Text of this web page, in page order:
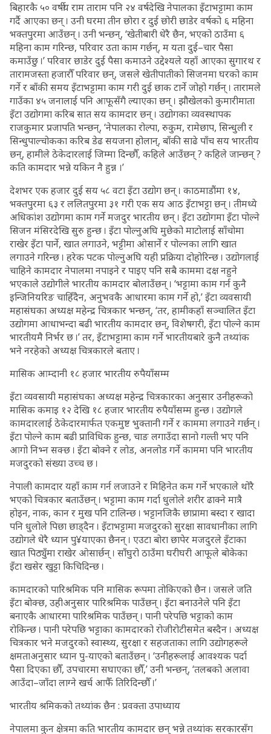
बिहारकै ५० वर्षीय राम ताराम पनि २४ वर्षदेखि नेपालका इँटाभट्टामा काम
गर्दै आएका छन् । उनी घरमा तीन छोरा र दुई छोरी छाडेर वर्षको ६ महिना
भक्तपुरमा आउँछन् । उनी भन्छन्, ‘खेतीबारी धेरै छैन, भएको ठाउँमा ६
महिना काम गरिन्छ, परिवार उता काम गर्छन्, म यता दुई–चार पैसा
कमाउँछु ।’ परिवार छाडेर दुई पैसा कमाउने उद्देश्यले यहाँ आएका सुगारथ र
तारामजस्ता हजारौँ परिवार छन्, जसले खेतीपातीको सिजनमा घरको काम
गर्ने र बाँकी समय इँटाभट्टामा काम गरी दुई छाक टार्ने जोहो गर्छन् । तारामले
गाउँका ४५ जनालाई पनि आफूसँगै ल्याएका छन् । झौखेलको कुमारीमाता
इँटा उद्योगमा करिब सात सय कामदार छन् । उद्योगका व्यवस्थापक
राजकुमार प्रजापति भन्छन्, ‘नेपालका रोल्पा, रुकुम, रामेछाप, सिन्धुली र
सिन्धुपाल्चोकका करिब डेढ सयजना होलान्, बाँकी साढे पाँच सय भारतीय
छन्, हामीले ठेकेदारलाई जिम्मा दिन्छौँ, कहिले आउँछन् ? कहिले जान्छन् ?
कति कामदार भन्ने यकिन नै हुन्न ।’
देशभर एक हजार दुई सय ५८ वटा इँटा उद्योग छन् । काठमाडौंमा १४,
भक्तपुरमा ६३ र ललितपुरमा ३१ गरी एक सय आठ इँटाभट्टा छन् । तीमध्ये
अधिकांश उद्योगमा काम गर्ने मजदुर भारतीय छन् । इँटा उद्योगमा इँटा पोल्ने
सिजन मंसिरदेखि सुरु हुन्छ । इँटा पोल्नुअघि मुछेको माटोलाई साँचोमा
राखेर इँटा पार्ने, खात लगाउने, भट्टीमा ओसार्ने र पोल्नका लागि खात
लगाउने गरिन्छ । हरेक पटक पोल्नुअघि यही प्रक्रिया दोहोरिन्छ । उद्योगलाई
चाहिने कामदार नेपालमा नपाइने र पाइए पनि सबै काममा दक्ष नहुने
भएकाले उद्योगीले भारतीय कामदार बोलाउँछन् । ‘भट्टामा काम गर्न कुनै
इन्जिनियरिङ चाहिँदैन, अनुभवकै आधारमा काम गर्ने हो,’ इँटा व्यवसायी
महासंघका अध्यक्ष महेन्द्र चित्रकार भन्छन्, ‘तर, हामीकहाँ सञ्चालित इँटा
उद्योगमा आधाभन्दा बढी भारतीय कामदार छन्, विशेषगरी, इँटा पोल्ने काम
भारतीयमै निर्भर छ ।’ तर, इँटाभट्टामा काम गर्ने भारतीयबारे कुनै तथ्यांक
भने नरहेको अध्यक्ष चित्रकारले बताए ।
मासिक आम्दानी १८ हजार भारतीय रुपैयाँसम्म
इँटा व्यवसायी महासंघका अध्यक्ष महेन्द्र चित्रकारका अनुसार उनीहरूको
मासिक कमाइ १२ देखि १८ हजार भारतीय रुपैयाँसम्म हुन्छ । उद्योगले
कामदारलाई ठेकेदारमार्फत एकमुष्ट भुक्तानी गर्ने र काममा लगाउने गर्छन् ।
इँटा पोल्ने काम बढी प्राविधिक हुन्छ, चाङ लगाउँदा सानो गल्ती भए पनि
आगो निभ्न सक्छ । इँटा बोक्ने र लोड, अनलोड गर्ने काममा पनि भारतीय
मजदुरको संख्या उच्च छ ।
नेपाली कामदार यहाँ काम गर्न लजाउने र मिहिनेत कम गर्ने भएकाले थोरै
भएको चित्रकार बताउँछन् । भट्टामा काम गर्दा धुलोले शरीर ढाक्ने मात्रै
होइन, नाक, कान र मुख पनि टालिन्छ । भट्टानजिकै छाप्रामा बस्दा र खादा
पनि धुलोले पिछा छाड्दैन । इँटाभट्टामा मजदुरको सुरक्षा सावधानीका लागि
उद्योगले धेरै ध्यान पु¥याएका छैनन् । एउटा बोरा छापेर मजदुरले इँटाका
खात पिठ्युँमा राखेर ओसार्छन् । साँघुरो ठाउँमा घरीघरी आफूले बोकेका
इँटा खसेर खुट्टा किचिदिन्छ ।
कामदारको पारिश्रमिक पनि मासिक रूपमा तोकिएको छैन । जसले जति
इँटा बोक्छ, उहीअनुसार पारिश्रमिक पाउँछन् । इँटा बनाउनेले पनि इँटा
बनाएकै आधारमा पारिश्रमिक पाउँछन् । पानी परेपछि भट्टाको काम
रोकिन्छ । पानी परेपछि भट्टाका कामदारको रोजीरोटीसमेत बस्दैन । अध्यक्ष
चित्रकार भने मजदुरको स्वास्थ्य, सुरक्षा र सहजताका लागि उद्योगहरूले
क्षमताअनुसार ध्यान पु-याएको बताउँछन् । ‘उनीहरूलाई आवश्यक पर्दा
पैसा दिएका छौँ, उपचारमा सघाएका छौँ,’ उनी भन्छन्, ‘तलबको अलावा
आउँदा–जाँदा लाग्ने खर्च आफैँ तिरिदिन्छौँ ।’
भारतीय श्रमिकको तथ्यांक छैन : प्रवक्ता उपाध्याय
नेपालमा कुन क्षेत्रमा कति भारतीय कामदार छन् भन्ने तथ्यांक सरकारसँग